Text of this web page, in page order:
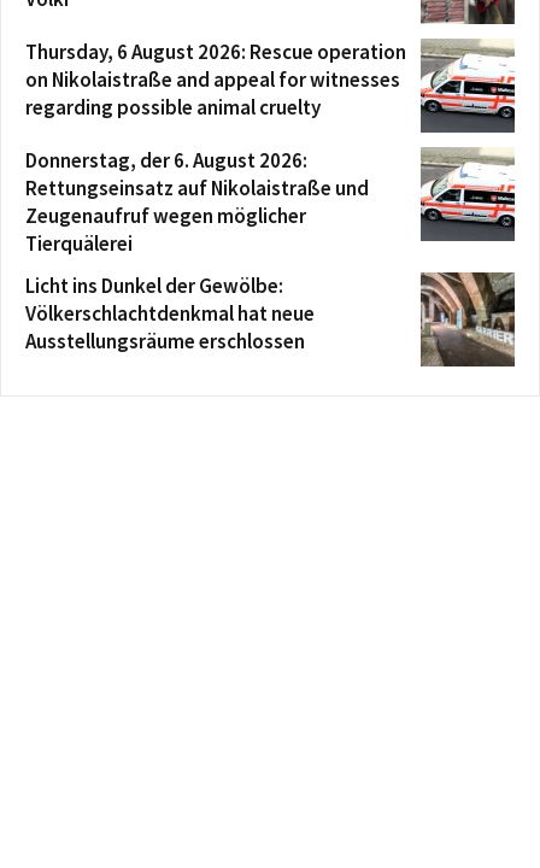
Thursday, 6 August 2026: Rescue operation
on Nikolaistraße and appeal for witnesses
regarding possible animal cruelty
Donnerstag, der 6. August 2026:
Rettungseinsatz auf Nikolaistraße und
Zeugenaufruf wegen möglicher
Tierquälerei
Licht ins Dunkel der Gewölbe:
Völkerschlachtdenkmal hat neue
Ausstellungsräume erschlossen